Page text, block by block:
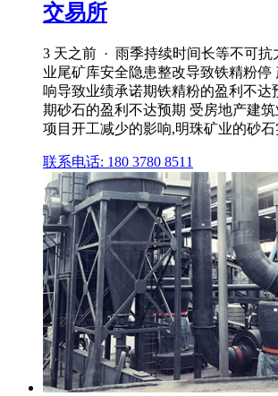
交易所
3 天之前 · 雨季持续时间长等不可
业尾矿库安全隐患整改导致铁精粉停
响导致业绩承诺期铁精粉的盈利不达
期砂石的盈利不达预期 受房地产建
项目开工减少的影响,明珠矿业的砂
联系电话: 180 3780 8511